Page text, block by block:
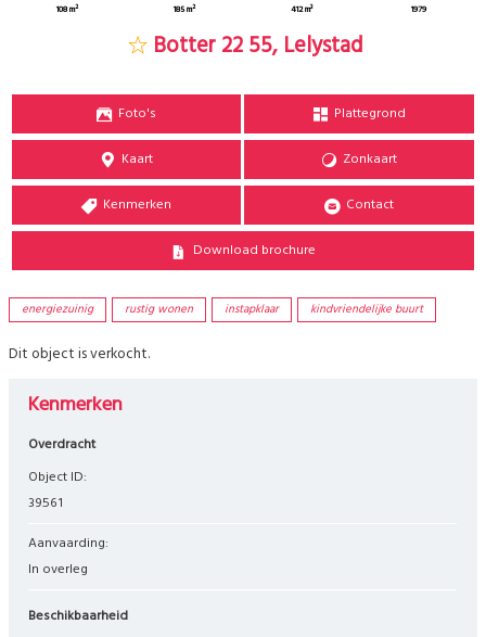
108 m² 185 m² 412 m³ 1979
Botter 22 55, Lelystad
Foto's Plattegrond
Kaart Zonkaart
Kenmerken Contact
Download brochure
energiezuinig rustig wonen instapklaar kindvriendelijke buurt
Dit object is verkocht.
Kenmerken
Overdracht
Object ID:
39561
Aanvaarding:
In overleg
Beschikbaarheid